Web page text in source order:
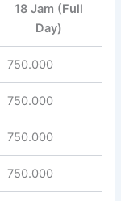
18 Jam (Full
Day)
750.000
750.000
750.000
750.000